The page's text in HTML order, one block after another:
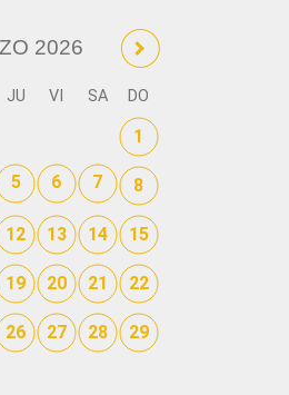
2026
JU VI SA DO
1
5 6 7 8
12 13 14 15
19 20 21 22
26 27 28 29